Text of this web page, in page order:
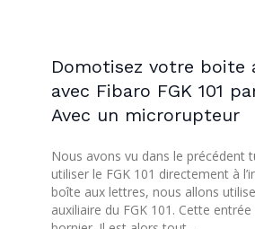
Domotisez votre boite
avec Fibaro FGK 101
Avec un microrupteur
Nous avons vu dans le précédent
utiliser le FGK 101 directement à
boîte aux lettres, nous allons
auxiliaire du FGK 101. Cette